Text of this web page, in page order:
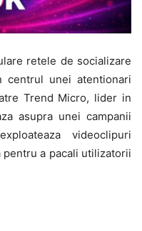
retele de socializare
unei atentionari
Trend Micro, lider in
asupra unei campanii
videoclipuri
a pacali utilizatorii